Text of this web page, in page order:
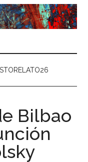
Bilbao